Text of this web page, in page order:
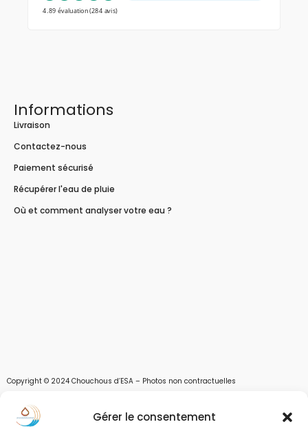
Gérer le consentement
4.89 évaluation(284 avis)
Informations
Livraison
Contactez-nous
Paiement sécurisé
Récupérer l'eau de pluie
Où et comment analyser votre eau ?
Copyright © 2024 Chouchous d’ESA – Photos non contractuelles
Les chouchous d’Esa vous apportent toutes les solutions pour récupérer l’eau de
pluie, et des moyens pour stocker, filtrer, traiter et potabiliser l’eau d’un forage,